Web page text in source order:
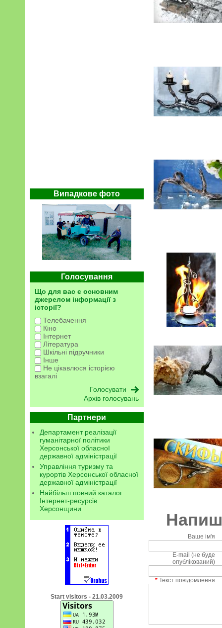
Випадкове фото
Голосування
Що для вас є основним
джерелом інформації з
історії?
Телебачення
Кіно
Інтернет
Література
Шкільні підручники
Інше
Не цікавлюся історією
взагалі
Архів голосувань
Партнери
Департамент реалізації
гуманітарної політики
Херсонської обласної
державної адміністрації
Управління туризму та
курортів Херсонської обласної
державної адміністрації
Найбільш повний каталог
Інтернет-ресурсів
Херсонщини
Start visitors - 21.03.2009
Ваше ім'я
E-mail (не буде
опублікований)
* Текст повідомлення